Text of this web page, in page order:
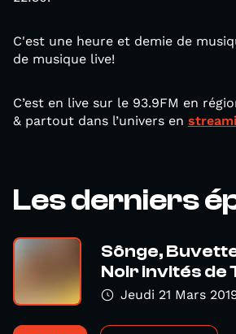
C'est une heure et demie de
de musique live!
C’est en live sur le 93.9FM en
& partout dans l’univers en
Les derniers
Sônge,
Noir invités de
Jeudi 21 Mars